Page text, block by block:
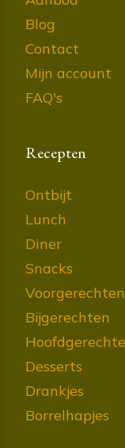
Blog
Contact
Mijn account
FAQ's
Recepten
Ontbijt
Lunch
Diner
Snacks
Voorgerechten
Bijgerechten
Desserts
Drankjes
Borrelhapjes